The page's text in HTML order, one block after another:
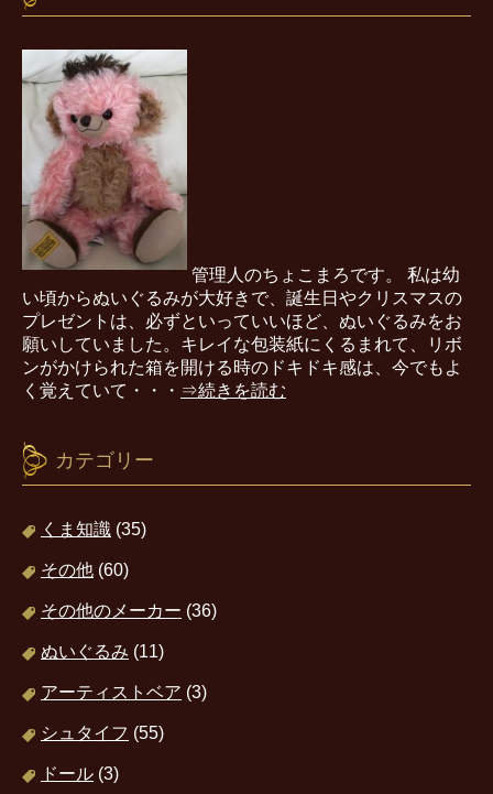
管理人のちょこまろです。 私は幼
い頃からぬいぐるみが大好きで、誕生日やクリスマスの
プレゼントは、必ずといっていいほど、ぬいぐるみをお
願いしていました。キレイな包装紙にくるまれて、リボ
ンがかけられた箱を開ける時のドキドキ感は、今でもよ
く覚えていて・・・ ⇒続きを読む
カテゴリー
くま知識 (35)
その他 (60)
その他のメーカー (36)
ぬいぐるみ (11)
アーティストベア (3)
シュタイフ (55)
ドール (3)